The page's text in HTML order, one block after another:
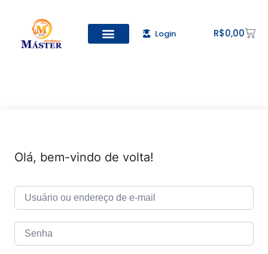
Login R$0,00
Olá, bem-vindo de volta!